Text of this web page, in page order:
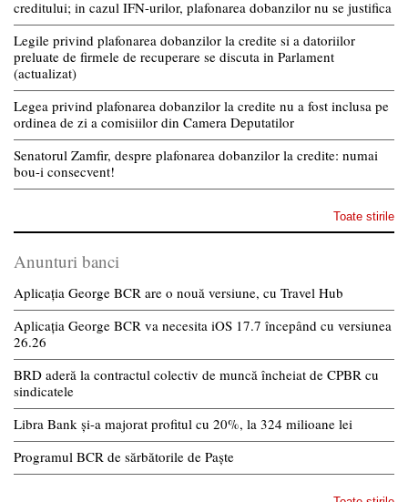
creditului; in cazul IFN-urilor, plafonarea dobanzilor nu se justifica
Legile privind plafonarea dobanzilor la credite si a datoriilor
preluate de firmele de recuperare se discuta in Parlament
(actualizat)
Legea privind plafonarea dobanzilor la credite nu a fost inclusa pe
ordinea de zi a comisiilor din Camera Deputatilor
Senatorul Zamfir, despre plafonarea dobanzilor la credite: numai
bou-i consecvent!
Toate stirile
Anunturi banci
Aplicația George BCR are o nouă versiune, cu Travel Hub
Aplicația George BCR va necesita iOS 17.7 începând cu versiunea
26.26
BRD aderă la contractul colectiv de muncă încheiat de CPBR cu
sindicatele
Libra Bank și-a majorat profitul cu 20%, la 324 milioane lei
Programul BCR de sărbătorile de Paște